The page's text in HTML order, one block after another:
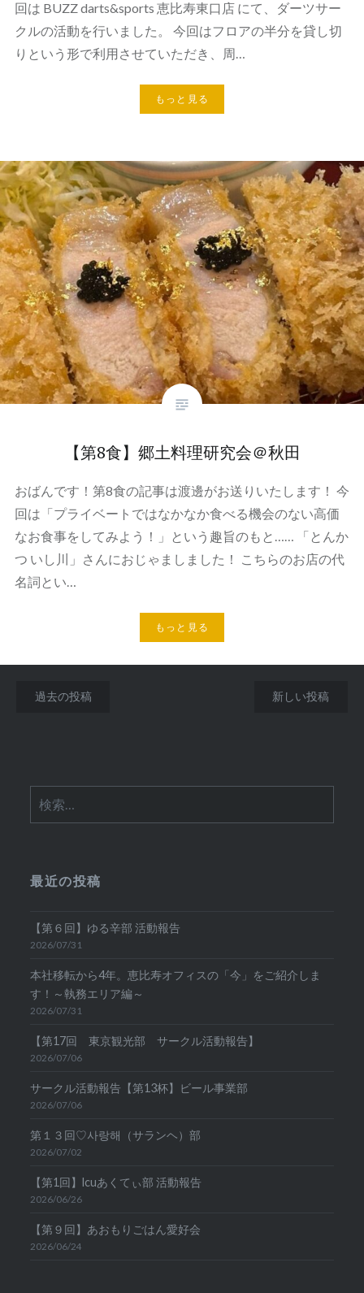
回は BUZZ darts&sports 恵比寿東口店 にて、ダーツサー
クルの活動を行いました。 今回はフロアの半分を貸し切
りという形で利用させていただき、周…
もっと見る
【第8食】郷土料理研究会＠秋田
おばんです！第8食の記事は渡邊がお送りいたします！ 今
回は「プライベートではなかなか食べる機会のない高価
なお食事をしてみよう！」という趣旨のもと…… 「とんか
つ いし川」さんにおじゃましました！ こちらのお店の代
名詞とい…
もっと見る
投
ビ
ョ
過去の投稿 新しい投稿
索:
最近の投稿
【第６回】ゆる辛部 活動報告
2026/07/31
本社移転から4年。恵比寿オフィスの「今」をご紹介しま
す！～執務エリア編～
2026/07/31
【第17回 東京観光部 サークル活動報告】
2026/07/06
サークル活動報告【第13杯】ビール事業部
2026/07/06
第１３回♡사랑해（サランヘ）部
2026/07/02
【第1回】lcuあくてぃ部 活動報告
2026/06/26
【第９回】あおもりごはん愛好会
2026/06/24